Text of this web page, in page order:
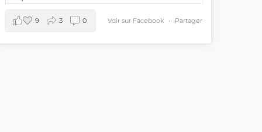
Voir sur Facebook · Partager
9 3 0